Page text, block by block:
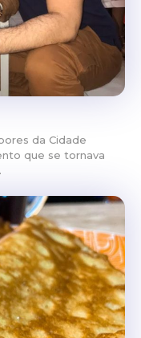
da Cidade
que se tornava